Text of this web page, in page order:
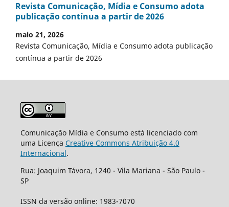
Revista Comunicação, Mídia e Consumo adota
publicação contínua a partir de 2026
maio 21, 2026
Revista Comunicação, Mídia e Consumo adota publicação
contínua a partir de 2026
Comunicação Mídia e Consumo está licenciado com
uma Licença Creative Commons Atribuição 4.0
Internacional.
Rua: Joaquim Távora, 1240 - Vila Mariana - São Paulo -
SP
ISSN da versão online: 1983-7070